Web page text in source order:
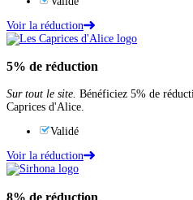
Voir la réduction
5% de réduction
Sur tout le site. Bénéficiez 5% de
Caprices d'Alice.
Validé
Voir la réduction